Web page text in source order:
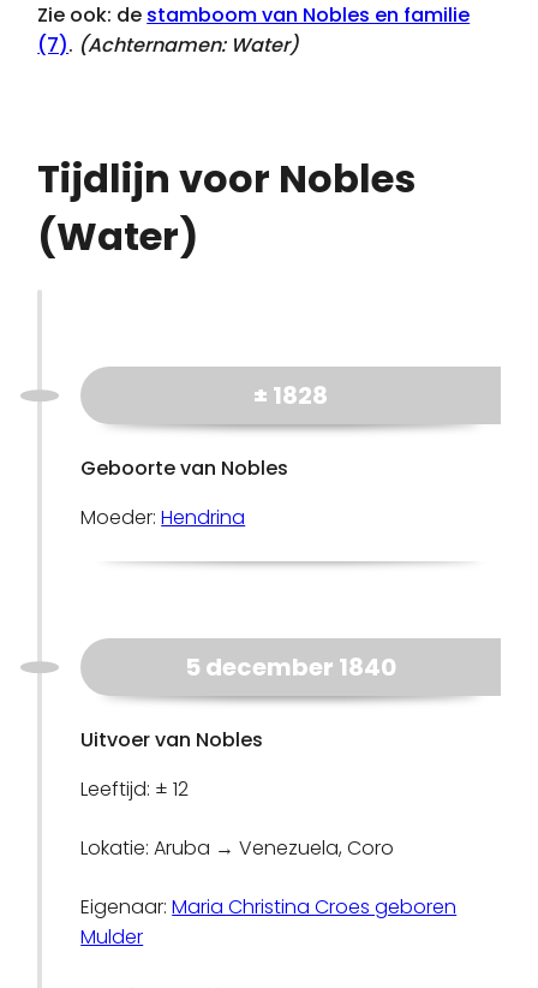
Zie ook: de stamboom van Nobles en familie
(7). (Achternamen: Water)
Tijdlijn voor Nobles
(Water)
± 1828
Geboorte van Nobles
Moeder:Hendrina
5 december 1840
Uitvoer van Nobles
Leeftijd: ± 12
Lokatie: Aruba → Venezuela, Coro
Eigenaar:Maria Christina Croes geboren
Mulder